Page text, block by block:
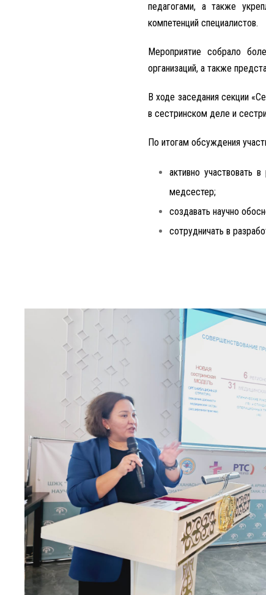
педагогами, а также
компетенций специалистов.
Мероприятие собрало
организаций, а также
В ходе заседания секции
в сестринском деле и
По итогам обсуждения
активно участвовать
медсестер;
создавать научно
сотрудничать в